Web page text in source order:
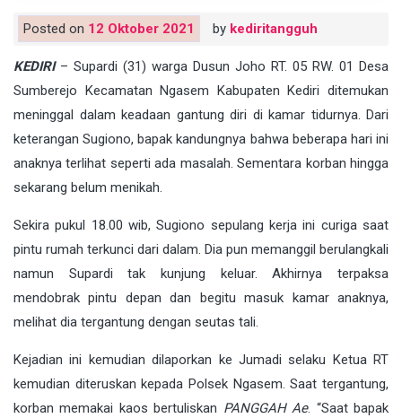
Posted on 12 Oktober 2021 by kediritangguh
KEDIRI – Supardi (31) warga Dusun Joho RT. 05 RW. 01 Desa
Sumberejo Kecamatan Ngasem Kabupaten Kediri ditemukan
meninggal dalam keadaan gantung diri di kamar tidurnya. Dari
keterangan Sugiono, bapak kandungnya bahwa beberapa hari ini
anaknya terlihat seperti ada masalah. Sementara korban hingga
sekarang belum menikah.
Sekira pukul 18.00 wib, Sugiono sepulang kerja ini curiga saat
pintu rumah terkunci dari dalam. Dia pun memanggil berulangkali
namun Supardi tak kunjung keluar. Akhirnya terpaksa
mendobrak pintu depan dan begitu masuk kamar anaknya,
melihat dia tergantung dengan seutas tali.
Kejadian ini kemudian dilaporkan ke Jumadi selaku Ketua RT
kemudian diteruskan kepada Polsek Ngasem. Saat tergantung,
korban memakai kaos bertuliskan PANGGAH Ae. “Saat bapak